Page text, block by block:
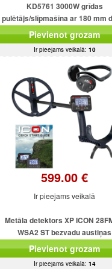
KD5761 3000W grīdas
pulētājs/slīpmašīna ar 180 mm
Pievienot grozam
Ir pieejams veikalā: 10
599.00 €
Ir pieejams veikalā
Metāla detektors XP ICON
WSA2 ST bezvadu austiņas
Pievienot grozam
Ir pieejams veikalā: 14